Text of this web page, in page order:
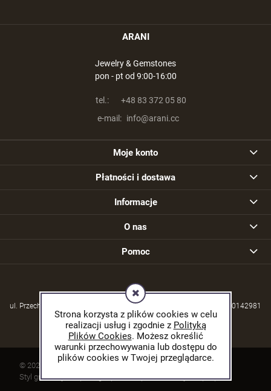
Strona korzysta z plików cookies w celu
realizacji usług i zgodnie z Polityką
Plików Cookies. Możesz określić
warunki przechowywania lub dostępu do
plików cookies w Twojej przeglądarce.
ARANI
Jewelry & Gemstones
pon - pt od 9:00-16:00
tel.:
+48 83 372 05 80
e-mail: info@arani.cc
Moje konto
Płatności i dostawa
Informacje
O nas
Pomoc
ul. Przechodzisko 39, 21-570 Drelów | NIP: 5380004253 | REGON: 030142981
© 2026 arani.cc. Wszelkie prawa zastrzeżone.
Styl graficzny ShopGadget.pl
Sklep internetowy Shoper.pl